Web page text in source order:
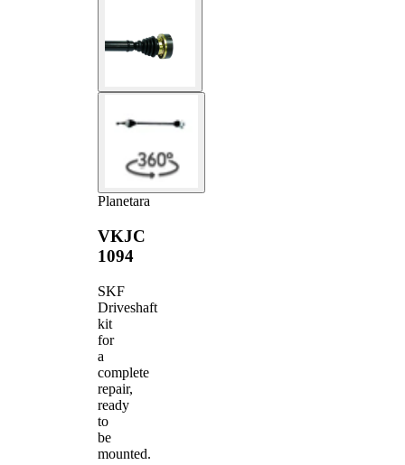
Planetara
VKJC
1094
SKF
Driveshaft
kit
for
a
complete
repair,
ready
to
be
mounted.